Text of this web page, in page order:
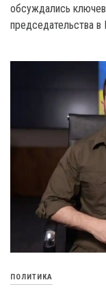
обсуждались
председательства
ПОЛИТИКА